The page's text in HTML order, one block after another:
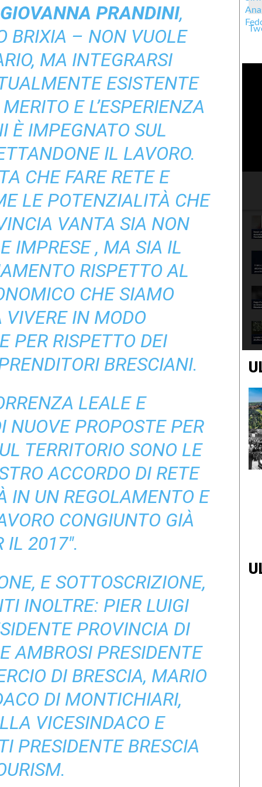
GIOVANNA PRANDINI,
BRIXIA – NON VUOLE
MA INTEGRARSI
ESISTENTE
E L’ESPERIENZA
È IMPEGNATO SUL
IL LAVORO.
CHE FARE RETE E
LE POTENZIALITÀ CHE
VANTA SIA NON
IMPRESE , MA SIA IL
RISPETTO AL
CHE SIAMO
IN MODO
PER RISPETTO DEI
BRESCIANI.
LEALE E
NUOVE PROPOSTE PER
TERRITORIO SONO LE
ACCORDO DI RETE
IN UN REGOLAMENTO E
CONGIUNTO GIÀ
IL 2017″.
E SOTTOSCRIZIONE,
INOLTRE: PIER LUIGI
PROVINCIA DI
AMBROSI PRESIDENTE
DI BRESCIA, MARIO
DI MONTICHIARI,
VICESINDACO E
PRESIDENTE BRESCIA